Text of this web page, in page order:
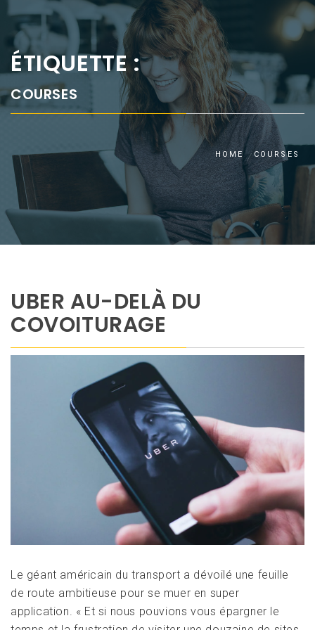
ÉTIQUETTE :
COURSES
HOME COURSES
UBER AU-DELÀ DU
COVOITURAGE
Le géant américain du transport a dévoilé une feuille
de route ambitieuse pour se muer en super
application. « Et si nous pouvions vous épargner le